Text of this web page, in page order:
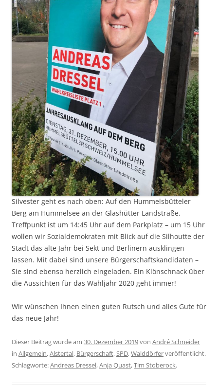
Silvester geht es nach oben: Auf den Hummelsbütteler
Berg am Hummelsee an der Glashütter Landstraße.
Treffpunkt ist um 14:45 Uhr auf dem Parkplatz – um 15 Uhr
wollen wir Sozialdemokraten mit Blick auf die Silhoutte der
Stadt das alte Jahr bei Sekt und Berlinern ausklingen
lassen. Mit dabei sind unsere Bürgerschaftskandidaten –
Sie sind ebenso herzlich eingeladen. Ein Klönschnack über
die Aussichten für das Wahljahr 2020 geht immer!
Wir wünschen Ihnen einen guten Rutsch und alles Gute für
das neue Jahr!
Dieser Beitrag wurde am 30. Dezember 2019von André Schneider
in Allgemein,Alstertal, Bürgerschaft,SPD,Walddörferveröffentlicht.
Schlagworte:Andreas Dressel,Anja Quast,Tim Stoberock.